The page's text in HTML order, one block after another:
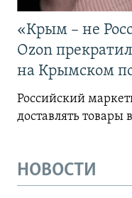
«Крым – не
Ozon
на Крымском
Российский
доставлять
НОВОСТИ